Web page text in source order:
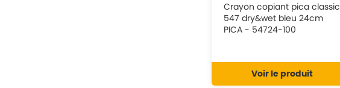
Crayon copiant pica classic
547 dry&wet bleu 24cm
PICA - 54724-100
Voir le produit